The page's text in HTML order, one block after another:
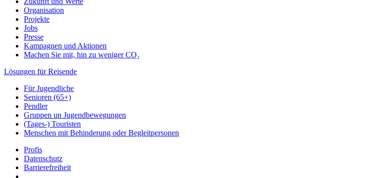
Organisation
Projekte
Jobs
Presse
Kampagnen und Aktionen
Machen Sie mit, hin zu weniger CO₂
Lösungen für Reisende
Für Jugendliche
Senioren (65+)
Pendler
Gruppen un Jugendbewegungen
(Tages-) Touristen
Menschen mit Behinderung oder Begleitpersonen
Profis
Datenschutz
Barrierefreiheit